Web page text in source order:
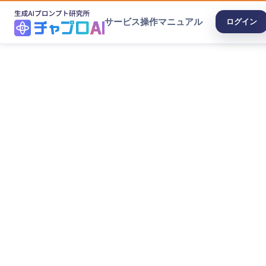
サービス操作マニュアル ログイン